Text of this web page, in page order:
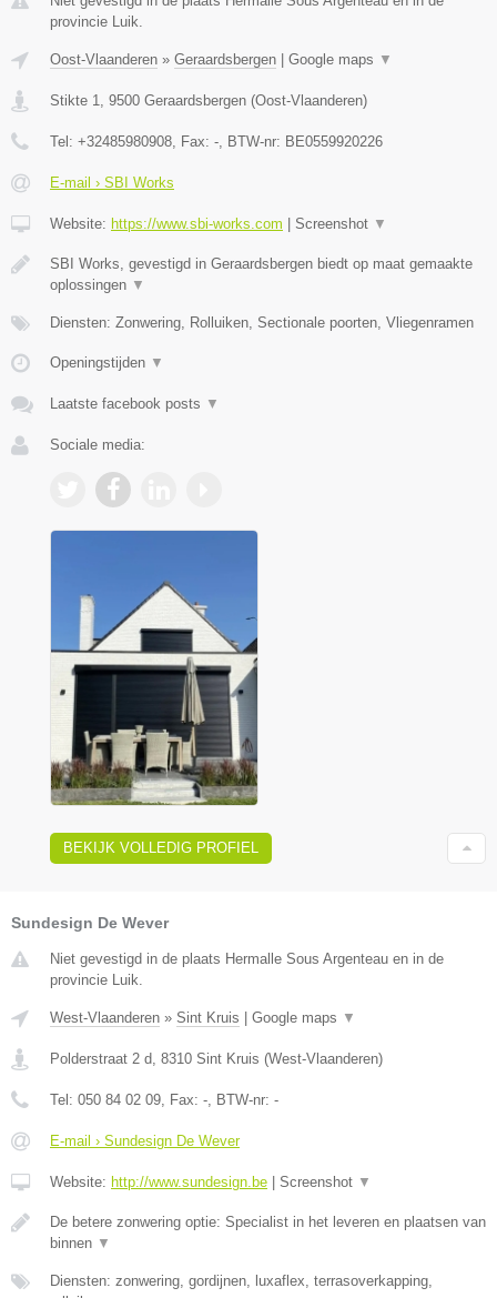
provincie Luik.
Oost-Vlaanderen » Geraardsbergen | Google maps ▼
Stikte 1 9500 Geraardsbergen (Oost-Vlaanderen)
Tel: +32485980908 , Fax: - , BTW-nr: BE0559920226
E-mail › SBI Works
Website: https://www.sbi-works.com | Screenshot ▼
SBI Works, gevestigd in Geraardsbergen biedt op maat gemaakte
oplossingen ▼
Diensten: Zonwering, Rolluiken, Sectionale poorten, Vliegenramen
Openingstijden ▼
Laatste facebook posts ▼
Sociale media:
BEKIJK VOLLEDIG PROFIEL
Sundesign De Wever
Niet gevestigd in de plaats Hermalle Sous Argenteau en in de
provincie Luik.
West-Vlaanderen » Sint Kruis Google maps ▼
Polderstraat 2 d 8310 Sint Kruis (West-Vlaanderen)
Tel: 050 84 02 09 , Fax: - , BTW-nr: -
E-mail › Sundesign De Wever
Website: http://www.sundesign.be Screenshot ▼
De betere zonwering optie: Specialist in het leveren en plaatsen van
binnen ▼
Diensten: zonwering, gordijnen, luxaflex, terrasoverkapping,